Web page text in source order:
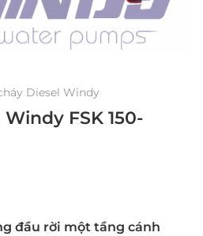
Diesel Windy
FSK 150-
đầu rời một tầng cánh